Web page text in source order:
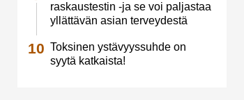
raskaustestin -ja se voi paljastaa
yllättävän asian terveydestä
Toksinen ystävyyssuhde on
syytä katkaista!